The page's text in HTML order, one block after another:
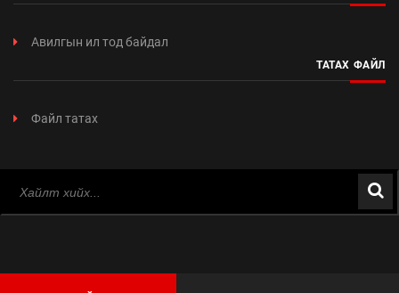
Авилгын ил тод байдал
ТАТАХ ФАЙЛ
Файл татах